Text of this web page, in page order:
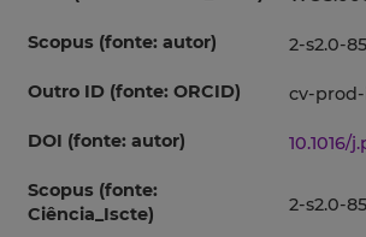
Scopus (fonte: autor) 2-s2.0-
Outro ID (fonte: ORCID) cv-prod-
DOI (fonte: autor) 10.1016/
Scopus (fonte:
Ciência_Iscte)
2-s2.0-